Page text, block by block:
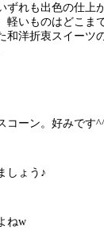
ずれも出色の仕上
軽いものはどこま
和洋折衷スイーツ
コーン。好みです
しょう♪
ねw